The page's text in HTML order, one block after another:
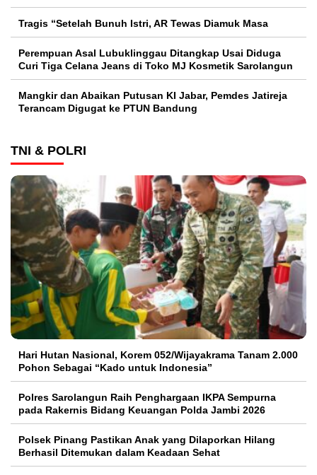
Tragis “Setelah Bunuh Istri, AR Tewas Diamuk Masa
Perempuan Asal Lubuklinggau Ditangkap Usai Diduga
Curi Tiga Celana Jeans di Toko MJ Kosmetik Sarolangun
Mangkir dan Abaikan Putusan KI Jabar, Pemdes Jatireja
Terancam Digugat ke PTUN Bandung
TNI & POLRI
Hari Hutan Nasional, Korem 052/Wijayakrama Tanam 2.000
Pohon Sebagai “Kado untuk Indonesia”
Polres Sarolangun Raih Penghargaan IKPA Sempurna
pada Rakernis Bidang Keuangan Polda Jambi 2026
Polsek Pinang Pastikan Anak yang Dilaporkan Hilang
Berhasil Ditemukan dalam Keadaan Sehat